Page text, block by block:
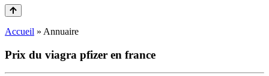
Accueil » Annuaire
Prix du viagra pfizer en france